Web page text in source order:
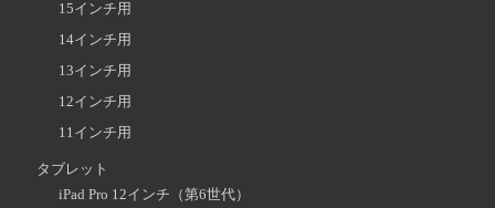
15インチ用
14インチ用
13インチ用
12インチ用
11インチ用
タブレット
iPad Pro 12インチ（第6世代）